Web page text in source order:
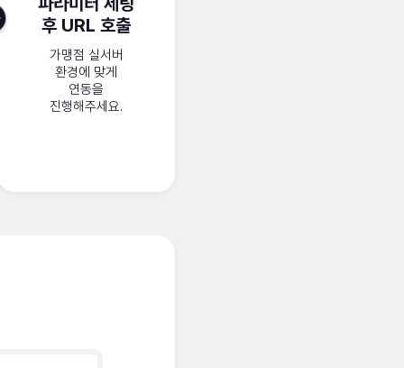
후 URL 호출
가맹점 실서버
환경에 맞게
연동을
진행해주세요.